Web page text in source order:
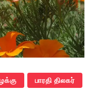
பாரதி திலகர்